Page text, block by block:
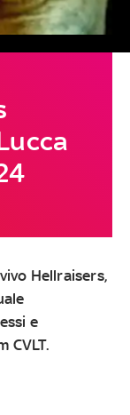
Hellraisers,
e
CVLT.